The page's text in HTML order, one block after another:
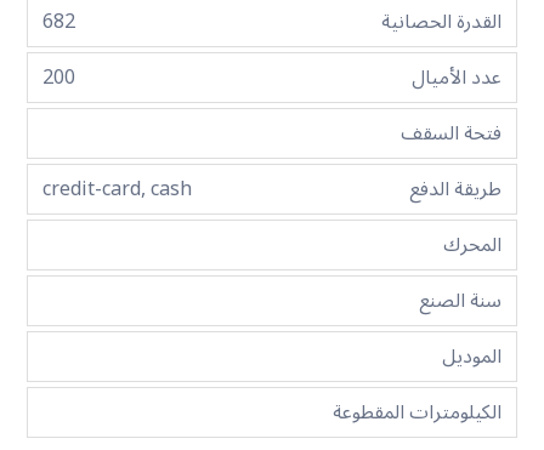
القدرة الحصانية
682
عدد الأميال
200
فتحة السقف
طريقة الدفع
credit-card, cash
المحرك
سنة الصنع
الموديل
الكيلومترات المقطوعة